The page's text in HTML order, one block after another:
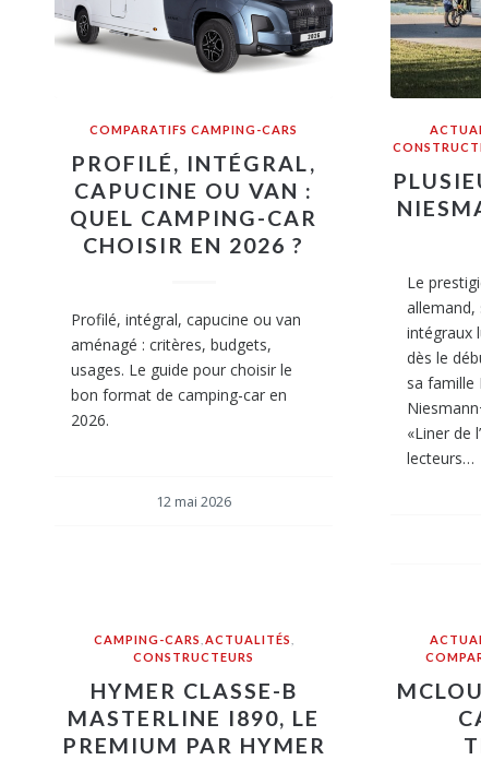
COMPARATIFS CAMPING-CARS
PROFILÉ, INTÉGRAL,
CAPUCINE OU VAN :
QUEL CAMPING-CAR
CHOISIR EN 2026 ?
Profilé, intégral, capucine ou van
aménagé : critères, budgets,
usages. Le guide pour choisir le
bon format de camping-car en
2026.
12 mai 2026
Le
allemand,
intégraux
dès le
sa famille
«Liner de
lecteurs…
CAMPING-CARS ,ACTUALITÉS
CONSTRUCTEURS
HYMER CLASSE-B
MASTERLINE I890, LE
PREMIUM PAR HYMER